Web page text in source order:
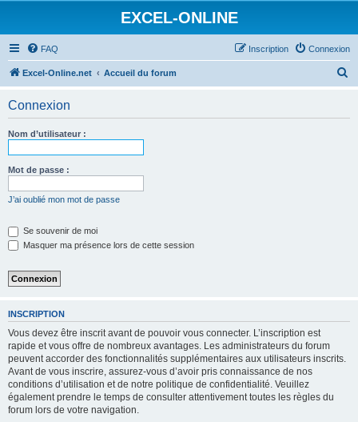
EXCEL-ONLINE
FAQ Connexion
Inscription
Excel-Online.net Accueil du forum
Connexion
Nom d’utilisateur :
Mot de passe :
J’ai oublié mon mot de passe
Se souvenir de moi
Masquer ma présence lors de cette session
INSCRIPTION
Vous devez être inscrit avant de pouvoir vous connecter. L’inscription est
rapide et vous offre de nombreux avantages. Les administrateurs du forum
peuvent accorder des fonctionnalités supplémentaires aux utilisateurs inscrits.
Avant de vous inscrire, assurez-vous d’avoir pris connaissance de nos
conditions d’utilisation et de notre politique de confidentialité. Veuillez
également prendre le temps de consulter attentivement toutes les règles du
forum lors de votre navigation.